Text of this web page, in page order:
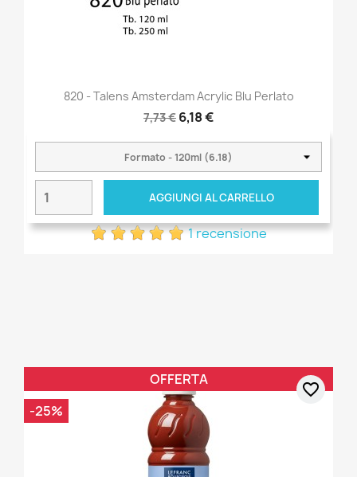
820 - Talens Amsterdam Acrylic Blu Perlato
7,73 € 6,18 €
AGGIUNGI AL CARRELLO
1 recensione
OFFERTA
-25%
favorite_border